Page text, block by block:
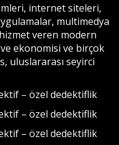
internet siteleri,
multimedya
veren modern
ekonomisi ve birçok
uluslararası seyirci
– özel dedektiflik
– özel dedektiflik
– özel dedektiflik